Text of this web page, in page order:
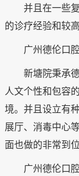
并且在一些
的诊疗经验和较
广州德伦口
新塘院秉承
人文个性和包容
境。并且设立有
展厅、消毒中心
面也做的非常到位
广州德伦口